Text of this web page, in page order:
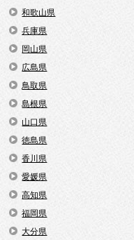
和歌山県
兵庫県
岡山県
広島県
鳥取県
島根県
山口県
徳島県
香川県
愛媛県
高知県
福岡県
大分県